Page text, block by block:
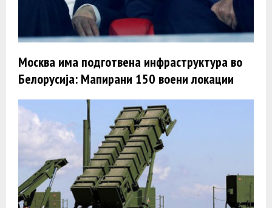
Москва има подготвена инфраструктура во
Белорусија: Мапирани 150 воени локации